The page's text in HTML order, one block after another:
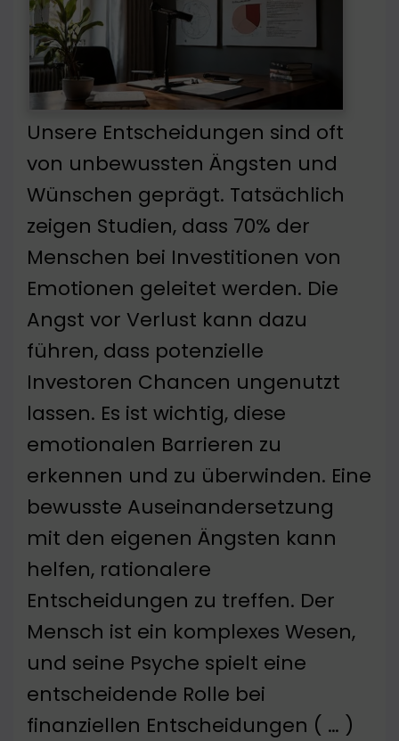
Unsere Entscheidungen sind oft
von unbewussten Ängsten und
Wünschen geprägt. Tatsächlich
zeigen Studien, dass 70% der
Menschen bei Investitionen von
Emotionen geleitet werden. Die
Angst vor Verlust kann dazu
führen, dass potenzielle
Investoren Chancen ungenutzt
lassen. Es ist wichtig, diese
emotionalen Barrieren zu
erkennen und zu überwinden. Eine
bewusste Auseinandersetzung
mit den eigenen Ängsten kann
helfen, rationalere
Entscheidungen zu treffen. Der
Mensch ist ein komplexes Wesen,
und seine Psyche spielt eine
entscheidende Rolle bei
finanziellen Entscheidungen ( … )